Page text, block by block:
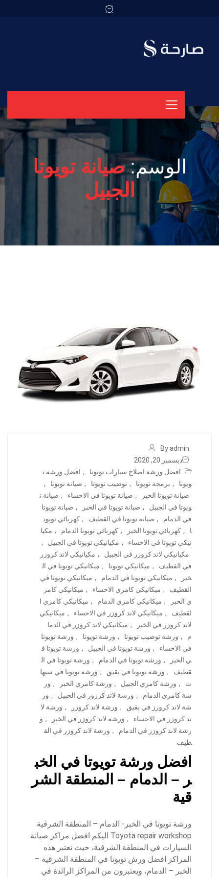
الوسم:صيانة تويوتا
الجبيل
By admin
ديسمبر 20, 2020
افضل ورشة اصلاح سيارات تويوتا
, افضل ورشة ت
ويوتا
, برمجة تويوتا , توضيب تويوتا , صيانة تويوتا
,
صيانة تويوتا الخبر
, صيانة تويوتا في الاحساء , صيانة ت
ويوتا في الجبيل
, صيانة تويوتا في الخبر , صيانة تويوتا
في الدمام
, صيانة تويوتا في القطيف , كهربائي تويوت
ا
, كهربائي تويوتا الخبر , كهربائي تويوتا الدمام , مكيا
نيكي تويوتا في الاحساء
, مكيانيكي تويوتا في الجبيل
,
مكيانيكي لاند كروزر في الجبيل
, مكيانيكي لاند كروزر
في القطيف
, ميكانيكي تويوتا , ميكانيكي تويوتا في ال
خبر
, ميكانيكي تويوتا في الدمام , ميكانيكي تويوتا في
القطيف
, ميكانيكي كامري الاحساء , ميكانيكي كامر
ي الخبر
, ميكانيكي كامري الدمام , ميكانيكي كامري ا
لقطيف
, ميكانيكي لاند كروزر في الاحساء , ميكانيكي
لاند كروزر في الخبر
, ميكانيكي لاند كروزر في الدما
م
, ورشة توضيب تويوتا , ورشة تويوتا , ورشة تويوتا
في الاحساء
, ورشة تويوتا في الجبيل , ورشة تويوتا ف
ي الخبر
, ورشة تويوتا في الدمام , ورشة تويوتا في ال
قطيف
, ورشة تويوتا في بقيق , ورشة تويوتا في سيها
ت
, ورشة كامري الجبيل , ورشة كامري الخبر , ور
شة كامري الدمام
, ورشة لاند كرزور في الجبيل , ور
شة لاند كرورز في بقيق
, ورشة لاند كروزر , ورشة لا
ند كروزر في الاحساء
, ورشة لاند كروزر في الخبر , و
رشة لاند كروزر في الدمام
, ورشة لاند كروزر في الق
طيف
افضل ورشة تويوتا في الخب
ر – الدمام – المنطقة الشر
قية
ورشة تويوتا في الخبر- الدمام – المنطقة الشرقية
Toyota repair workshop اليكم افضل مراكز صيانة
السيارات في المنطقة الشرقية، حيث تعتبر هذه
المراكز افضل ورش تويوتا في المنطقة الشرقية –
الخبر – الدمام، ويعتبرون من المراكز الرائدة في